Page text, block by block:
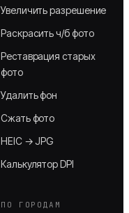
Увеличить разрешение
Раскрасить ч/б фото
Реставрация старых
фото
Удалить фон
Сжать фото
HEIC → JPG
Калькулятор DPI
ПО ГОРОДАМ